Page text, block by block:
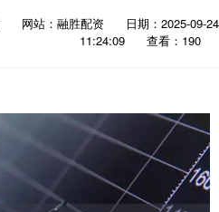
网站：融胜配资
日期：2025-09-24
11:24:09
查看：190